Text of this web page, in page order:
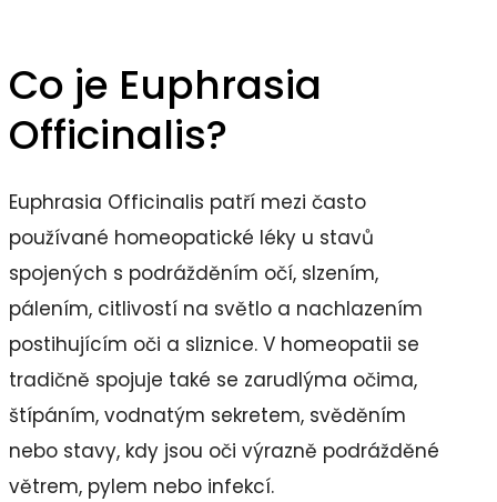
Co je Euphrasia
Officinalis?
Euphrasia Officinalis patří mezi často
používané homeopatické léky u stavů
spojených s podrážděním očí, slzením,
pálením, citlivostí na světlo a nachlazením
postihujícím oči a sliznice. V homeopatii se
tradičně spojuje také se zarudlýma očima,
štípáním, vodnatým sekretem, svěděním
nebo stavy, kdy jsou oči výrazně podrážděné
větrem, pylem nebo infekcí.